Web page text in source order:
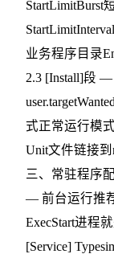
StartLimitBurst
业务程序目录
2.3 [Install]段 —
式正常运行模
Unit文件链接到
三、常驻程序
— 前台运行推
ExecStart进程
[Service]